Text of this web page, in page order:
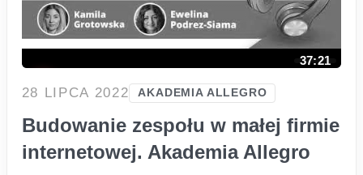
37:21
28 LIPCA 2022 AKADEMIA ALLEGRO
Budowanie zespołu w małej firmie
internetowej. Akademia Allegro